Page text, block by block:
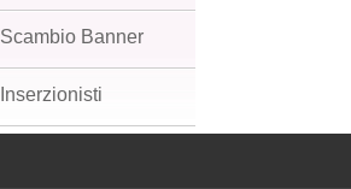
Scambio Banner
Inserzionisti